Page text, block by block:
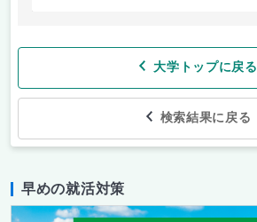
大学トップに戻る
検索結果に戻る
早めの就活対策